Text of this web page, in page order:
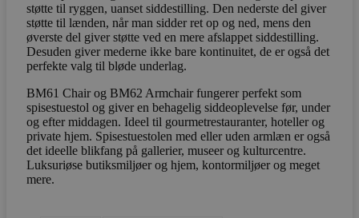
støtte til ryggen, uanset siddestilling. Den nederste del giver
støtte til lænden, når man sidder ret op og ned, mens den
øverste del giver støtte ved en mere afslappet siddestilling.
Desuden giver mederne ikke bare kontinuitet, de er også det
perfekte valg til bløde underlag.
BM61 Chair og BM62 Armchair fungerer perfekt som
spisestuestol og giver en behagelig siddeoplevelse før, under
og efter middagen. Ideel til gourmetrestauranter, hoteller og
private hjem. Spisestuestolen med eller uden armlæn er også
det ideelle blikfang på gallerier, museer og kulturcentre.
Luksuriøse butiksmiljøer og hjem, kontormiljøer og meget
mere.
woocommerce_recently_viewed
Automattic
woocommerce_cart_hash
Automattic